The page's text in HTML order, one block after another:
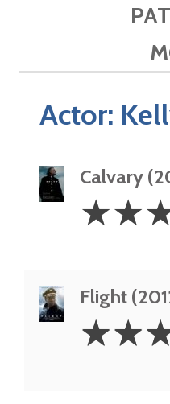
Actor:
Calvary
3.5
Stars
☆☆
Flight
3.5
Stars
☆☆